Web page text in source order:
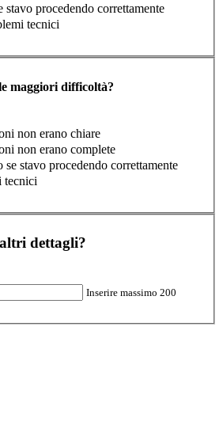
stavo procedendo correttamente
tecnici
maggiori difficoltà?
non erano chiare
non erano complete
stavo procedendo correttamente
tecnici
dettagli?
Inserire massimo 200